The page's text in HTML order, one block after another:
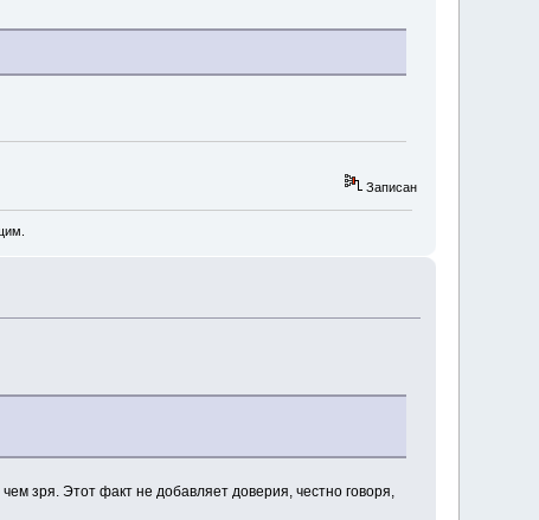
Записан
зря. Этот факт не добавляет доверия, честно говоря,